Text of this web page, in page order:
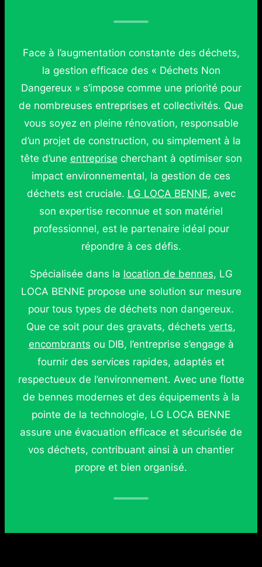
Face à l’augmentation constante des déchets,
la gestion efficace des « Déchets Non
Dangereux » s’impose comme une priorité pour
de nombreuses entreprises et collectivités. Que
vous soyez en pleine rénovation, responsable
d’un projet de construction, ou simplement à la
tête d’une entreprise cherchant à optimiser son
impact environnemental, la gestion de ces
déchets est cruciale. LG LOCA BENNE, avec
son expertise reconnue et son matériel
professionnel, est le partenaire idéal pour
répondre à ces défis.
Spécialisée dans la location de bennes, LG
LOCA BENNE propose une solution sur mesure
pour tous types de déchets non dangereux.
Que ce soit pour des gravats, déchets verts,
encombrants ou DIB, l’entreprise s’engage à
fournir des services rapides, adaptés et
respectueux de l’environnement. Avec une flotte
de bennes modernes et des équipements à la
pointe de la technologie, LG LOCA BENNE
assure une évacuation efficace et sécurisée de
vos déchets, contribuant ainsi à un chantier
propre et bien organisé.